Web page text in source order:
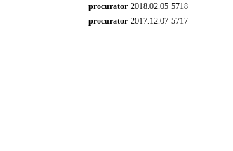
procurator 2018.02.05 5718
procurator 2017.12.07 5717